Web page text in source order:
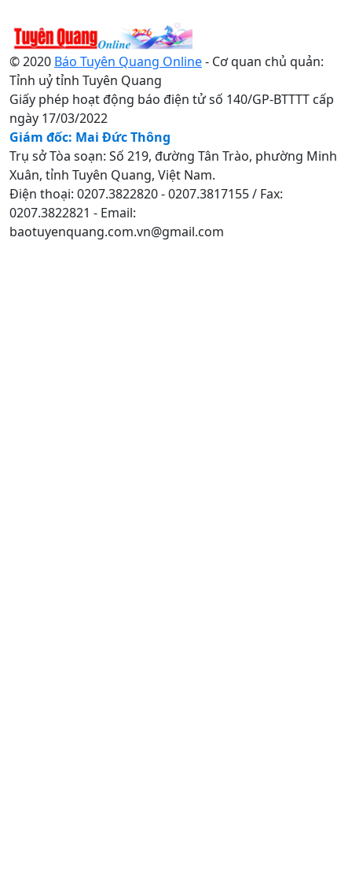
© 2020 Báo Tuyên Quang Online- Cơ quan chủ quản:
Tỉnh uỷ tỉnh Tuyên Quang
Giấy phép hoạt động báo điện tử số 140/GP-BTTTT cấp
ngày 17/03/2022
Giám đốc: Mai Đức Thông
Trụ sở Tòa soạn: Số 219, đường Tân Trào, phường Minh
Xuân, tỉnh Tuyên Quang, Việt Nam.
Điện thoại: 0207.3822820 - 0207.3817155 / Fax:
0207.3822821 - Email:
baotuyenquang.com.vn@gmail.com